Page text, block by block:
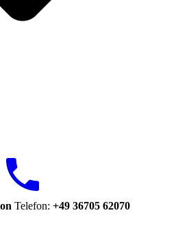
Telefon: +49 36705 62070